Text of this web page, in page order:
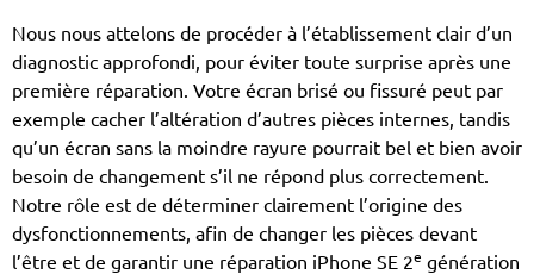
Nous nous attelons de procéder à l’établissement clair d’un
diagnostic approfondi, pour éviter toute surprise après une
première réparation. Votre écran brisé ou fissuré peut par
exemple cacher l’altération d’autres pièces internes, tandis
qu’un écran sans la moindre rayure pourrait bel et bien avoir
besoin de changement s’il ne répond plus correctement.
Notre rôle est de déterminer clairement l’origine des
dysfonctionnements, afin de changer les pièces devant
l’être et de garantir une réparation iPhone SE 2e génération